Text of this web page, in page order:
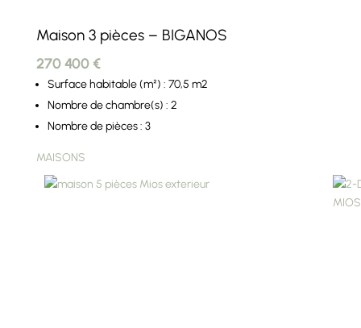
Maison 3 pièces – BIGANOS
270 400 €
Surface habitable (m²) : 70,5 m2
Nombre de chambre(s) : 2
Nombre de pièces : 3
MAISONS